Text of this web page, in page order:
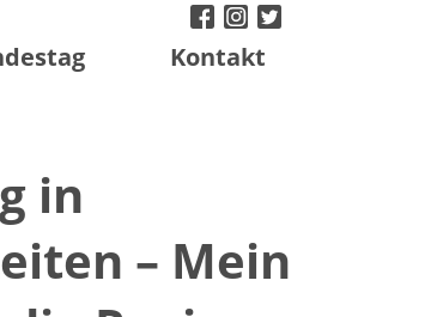
facebook
instagram
twitter
Kontakt
in
– Mein